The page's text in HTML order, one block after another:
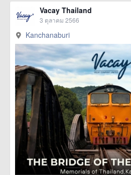
Vacay Thailand
3 ตุลาคม 2566
Kanchanaburi